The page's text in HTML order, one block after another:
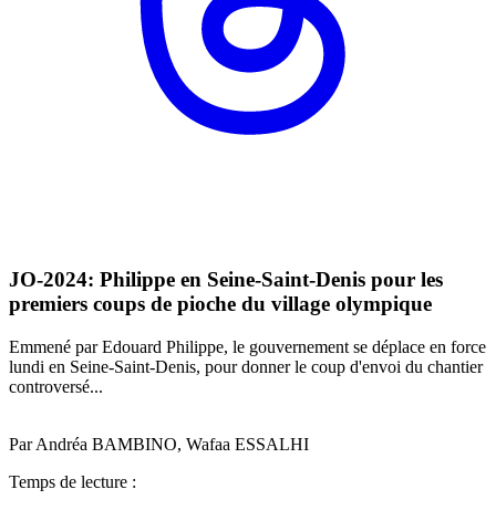
JO-2024: Philippe en Seine-Saint-Denis pour les
premiers coups de pioche du village olympique
Emmené par Edouard Philippe, le gouvernement se déplace en force
lundi en Seine-Saint-Denis, pour donner le coup d'envoi du chantier
controversé...
Par Andréa BAMBINO, Wafaa ESSALHI
Temps de lecture :